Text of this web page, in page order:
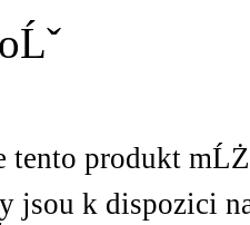
tento produkt
jsou k dispozici